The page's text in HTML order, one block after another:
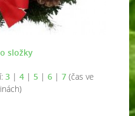
složky
3 | 4 | 5 | 6 | 7 (čas ve